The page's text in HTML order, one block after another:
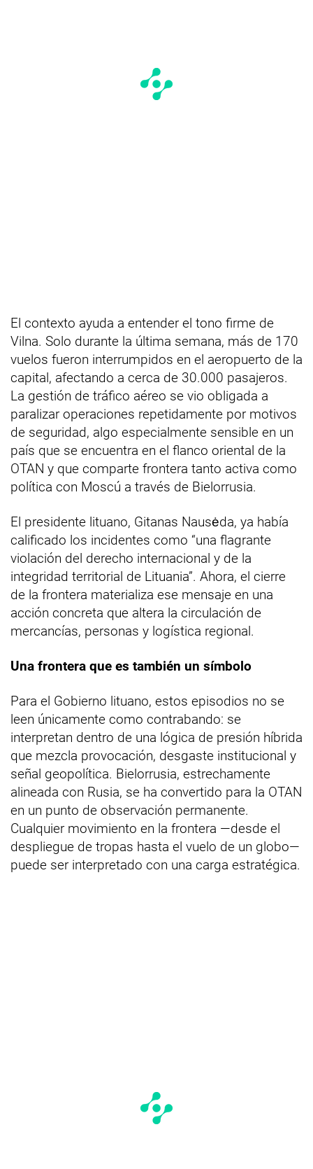
El contexto ayuda a entender el tono firme de
Vilna. Solo durante la última semana, más de 170
vuelos fueron interrumpidos en el aeropuerto de la
capital, afectando a cerca de 30.000 pasajeros.
La gestión de tráfico aéreo se vio obligada a
paralizar operaciones repetidamente por motivos
de seguridad, algo especialmente sensible en un
país que se encuentra en el flanco oriental de la
OTAN y que comparte frontera tanto activa como
política con Moscú a través de Bielorrusia.
El presidente lituano, Gitanas Nausėda, ya había
calificado los incidentes como “una flagrante
violación del derecho internacional y de la
integridad territorial de Lituania”. Ahora, el cierre
de la frontera materializa ese mensaje en una
acción concreta que altera la circulación de
mercancías, personas y logística regional.
Una frontera que es también un símbolo
Para el Gobierno lituano, estos episodios no se
leen únicamente como contrabando: se
interpretan dentro de una lógica de presión híbrida
que mezcla provocación, desgaste institucional y
señal geopolítica. Bielorrusia, estrechamente
alineada con Rusia, se ha convertido para la OTAN
en un punto de observación permanente.
Cualquier movimiento en la frontera —desde el
despliegue de tropas hasta el vuelo de un globo—
puede ser interpretado con una carga estratégica.